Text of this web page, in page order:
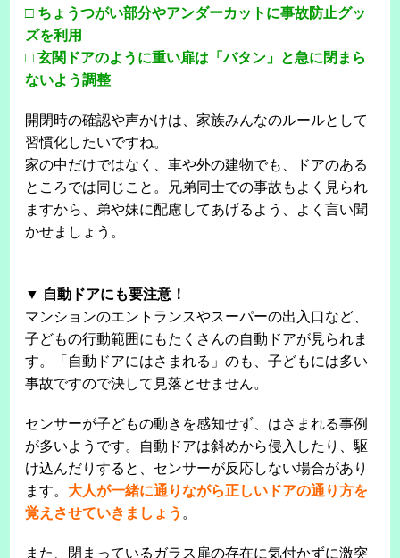
□ ちょうつがい部分やアンダーカットに事故防止グッ
ズを利用
□ 玄関ドアのように重い扉は「バタン」と急に閉まら
ないよう調整
開閉時の確認や声かけは、家族みんなのルールとして
習慣化したいですね。
家の中だけではなく、車や外の建物でも、ドアのある
ところでは同じこと。兄弟同士での事故もよく見られ
ますから、弟や妹に配慮してあげるよう、よく言い聞
かせましょう。
▼ 自動ドアにも要注意！
マンションのエントランスやスーパーの出入口など、
子どもの行動範囲にもたくさんの自動ドアが見られま
す。「自動ドアにはさまれる」のも、子どもには多い
事故ですので決して見落とせません。
センサーが子どもの動きを感知せず、はさまれる事例
が多いようです。自動ドアは斜めから侵入したり、駆
け込んだりすると、センサーが反応しない場合があり
ます。 大人が一緒に通りながら正しいドアの通り方を
覚えさせていきましょう 。
また、閉まっているガラス扉の存在に気付かずに激突